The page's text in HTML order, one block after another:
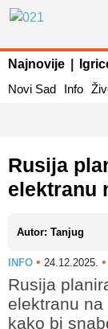
Najnovije
Novi Sad
Info
Rusija
elektranu
Autor: Tanjug
INFO • 24.12.2025. •
Rusija
elektranu
kako bi